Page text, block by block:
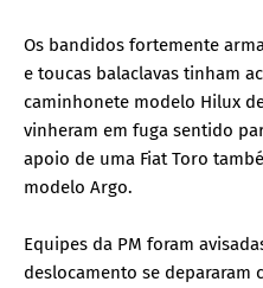
Os bandidos fortemente
e toucas balaclavas tinham
caminhonete modelo Hilux
vinheram em fuga sentido
apoio de uma Fiat Toro
modelo Argo.
Equipes da PM foram
deslocamento se depararam